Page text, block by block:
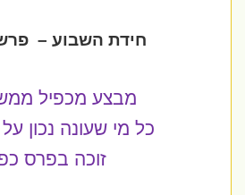
חידת השבוע–
מבצע מכפיל
כל מי שעונה נכון על 4 חידות
זוכה בפרס